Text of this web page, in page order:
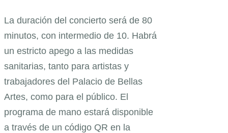
La duración del concierto será de 80
minutos, con intermedio de 10. Habrá
un estricto apego a las medidas
sanitarias, tanto para artistas y
trabajadores del Palacio de Bellas
Artes, como para el público. El
programa de mano estará disponible
a través de un código QR en la